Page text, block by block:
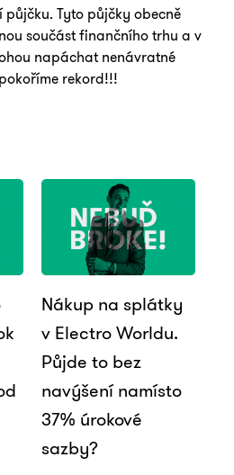
půjčku. Tyto půjčky obecně
součást finančního trhu a v
napáchat nenávratné
rekord!!!
Nákup na splátky
v Electro Worldu.
Půjde to bez
navýšení namísto
37% úrokové
sazby?